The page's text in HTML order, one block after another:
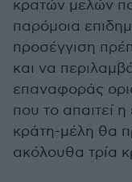
κρατών μελών
παρόμοια
προσέγγιση
και να
επαναφοράς
που το απαιτεί
κράτη-μέλη θα
ακόλουθα τρία